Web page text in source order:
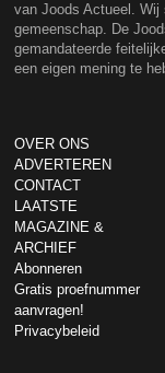
van Joods Actueel.
gemeenschap. De
gemandateerde
een eigen mening te
OVER ONS
ADVERTEREN
CONTACT
LAATSTE
MAGAZINE &
ARCHIEF
Abonneren
Gratis proefnummer
aanvragen!
Privacybeleid